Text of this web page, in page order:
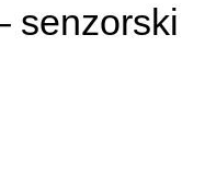
senzorski